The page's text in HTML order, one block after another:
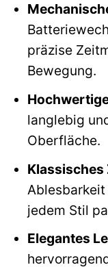
präzise
Bewegung.
langlebig
Oberfläche.
jedem Stil
Elegantes